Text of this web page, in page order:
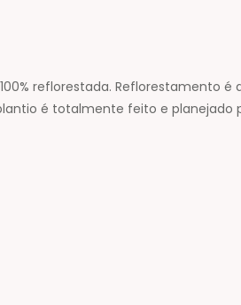
reflorestada. Reflorestamento
é totalmente feito e planejado